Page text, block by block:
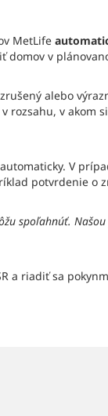
MetLife
domov v
alebo
v akom
V
potvrdenie o
spoľahnúť.
a riadiť sa